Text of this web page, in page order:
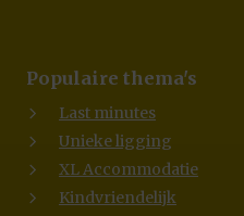
Populaire thema's
Last minutes
Unieke ligging
XL Accommodatie
Kindvriendelijk